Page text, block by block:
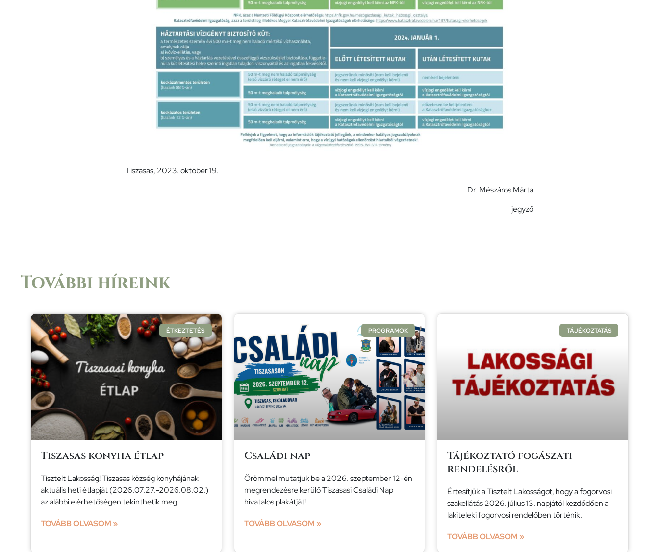
Tiszasas, 2023. október 19.
Dr. Mészáros Márta
jegyző
További híreink
ÉTKEZTETÉS
Tiszasas konyha étlap
Tisztelt Lakosság! Tiszasas község konyhájának
aktuális heti étlapját (2026.07.27.-2026.08.02.)
az alábbi elérhetőségen tekinthetik meg.
TOVÁBB OLVASOM »
PROGRAMOK
Családi nap
Örömmel mutatjuk be a 2026. szeptember 12-én
megrendezésre kerülő Tiszasasi Családi Nap
hivatalos plakátját!
TOVÁBB OLVASOM »
TÁJÉKOZTATÁS
Tájékoztató fogászati
rendelésről
Értesítjük a Tisztelt Lakosságot, hogy a fogorvosi
szakellátás 2026. július 13. napjától kezdődően a
lakiteleki fogorvosi rendelőben történik.
TOVÁBB OLVASOM »